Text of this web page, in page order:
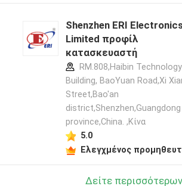
Shenzhen ERI
Limited προφίλ
κατασκευαστή
RM.808,Haibin Technology
Building, BaoYuan Road,Xi
Street,Bao'an
district,Shenzhen,Guangdong
province,China. ,Κίνα
5.0
Ελεγχμένος
Δείτε περισσότερων